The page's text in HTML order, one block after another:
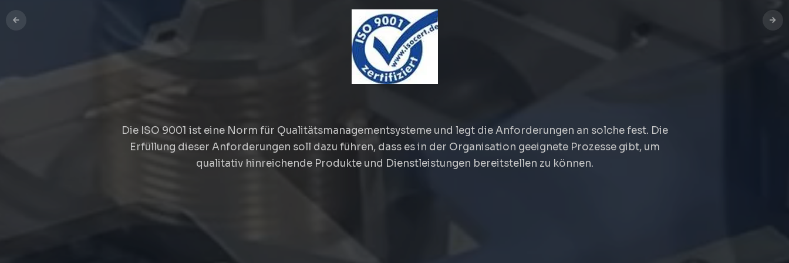
Wir sind zertifiziert nach DIN ISO 9001
CHRISTL MASCHINENBAU
WIR ENTWICKELN INNOVATIVE LÖSUNGEN
IM SONDERMASCHINENBAU
Die ISO 9001 ist eine Norm für Qualitätsmanagementsysteme und legt die Anforderungen an solche fest. Die
Erfüllung dieser Anforderungen soll dazu führen, dass es in der Organisation geeignete Prozesse gibt, um
qualitativ hinreichende Produkte und Dienstleistungen bereitstellen zu können.